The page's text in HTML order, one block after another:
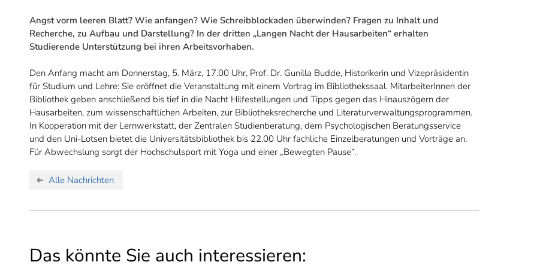
Angst vorm leeren Blatt? Wie anfangen? Wie Schreibblockaden überwinden? Fragen zu Inhalt und
Recherche, zu Aufbau und Darstellung? In der dritten „Langen Nacht der Hausarbeiten“ erhalten
Studierende Unterstützung bei ihren Arbeitsvorhaben.
Den Anfang macht am Donnerstag, 5. März, 17.00 Uhr, Prof. Dr. Gunilla Budde, Historikerin und Vizepräsidentin
für Studium und Lehre: Sie eröffnet die Veranstaltung mit einem Vortrag im Bibliothekssaal. MitarbeiterInnen der
Bibliothek geben anschließend bis tief in die Nacht Hilfestellungen und Tipps gegen das Hinauszögern der
Hausarbeiten, zum wissenschaftlichen Arbeiten, zur Bibliotheksrecherche und Literaturverwaltungsprogrammen.
In Kooperation mit der Lernwerkstatt, der Zentralen Studienberatung, dem Psychologischen Beratungsservice
und den Uni-Lotsen bietet die Universitätsbibliothek bis 22.00 Uhr fachliche Einzelberatungen und Vorträge an.
Für Abwechslung sorgt der Hochschulsport mit Yoga und einer „Bewegten Pause“.
Alle Nachrichten
Das könnte Sie auch interessieren: